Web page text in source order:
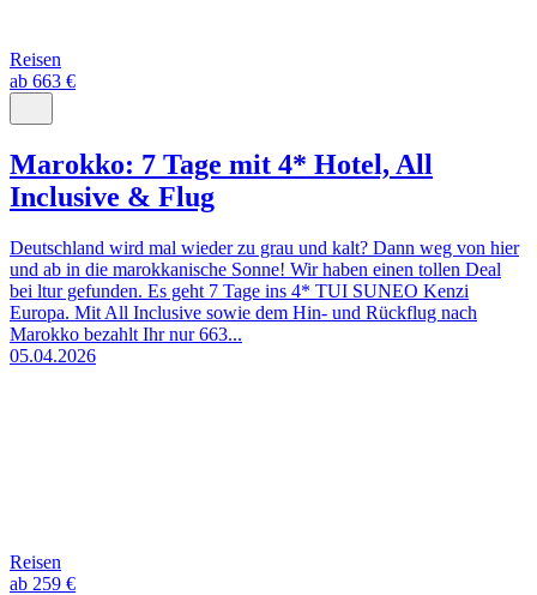
Reisen
ab 663 €
Marokko: 7 Tage mit 4* Hotel, All
Inclusive & Flug
Deutschland wird mal wieder zu grau und kalt? Dann weg von hier
und ab in die marokkanische Sonne! Wir haben einen tollen Deal
bei ltur gefunden. Es geht 7 Tage ins 4* TUI SUNEO Kenzi
Europa. Mit All Inclusive sowie dem Hin- und Rückflug nach
Marokko bezahlt Ihr nur 663...
05.04.2026
Reisen
ab 259 €